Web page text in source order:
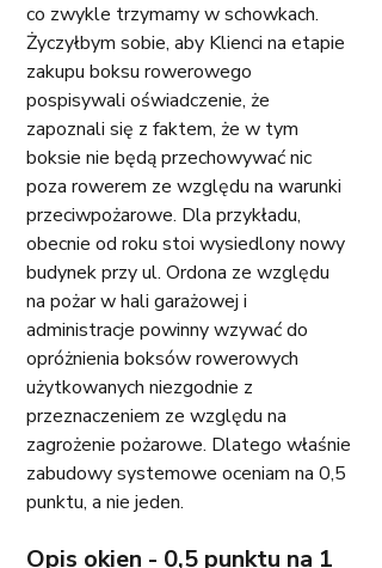
co zwykle trzymamy w schowkach.
Życzyłbym sobie, aby Klienci na etapie
zakupu boksu rowerowego
pospisywali oświadczenie, że
zapoznali się z faktem, że w tym
boksie nie będą przechowywać nic
poza rowerem ze względu na warunki
przeciwpożarowe. Dla przykładu,
obecnie od roku stoi wysiedlony nowy
budynek przy ul. Ordona ze względu
na pożar w hali garażowej i
administracje powinny wzywać do
opróżnienia boksów rowerowych
użytkowanych niezgodnie z
przeznaczeniem ze względu na
zagrożenie pożarowe. Dlatego właśnie
zabudowy systemowe oceniam na 0,5
punktu, a nie jeden.
Opis okien - 0,5 punktu na 1